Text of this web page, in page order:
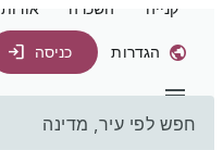
קנייה השכרה אודות
הגדרות כניסה
חפש לפי עיר, מדינה